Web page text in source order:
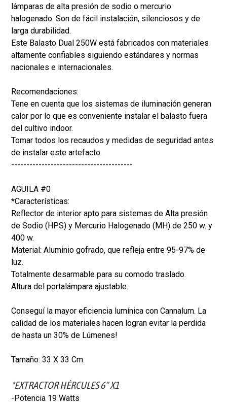
lámparas de alta presión de sodio o mercurio
halogenado. Son de fácil instalación, silenciosos y de
larga durabilidad.
Este Balasto Dual 250W está fabricados con materiales
altamente confiables siguiendo estándares y normas
nacionales e internacionales.
Recomendaciones:
Tene en cuenta que los sistemas de iluminación generan
calor por lo que es conveniente instalar el balasto fuera
del cultivo indoor.
Tomar todos los recaudos y medidas de seguridad antes
de instalar este artefacto.
----------------------------------------
AGUILA #0
*Características:
Reflector de interior apto para sistemas de Alta presión
de Sodio (HPS) y Mercurio Halogenado (MH) de 250 w. y
400 w.
Material: Aluminio gofrado, que refleja entre 95-97% de
luz.
Totalmente desarmable para su comodo traslado.
Altura del portalámpara ajustable.
Conseguí la mayor eficiencia lumínica con Cannalum. La
calidad de los materiales hacen logran evitar la perdida
de hasta un 30% de Lúmenes!
Tamaño: 33 X 33 Cm.
*EXTRACTOR HÉRCULES 6" X1
-Potencia 19 Watts